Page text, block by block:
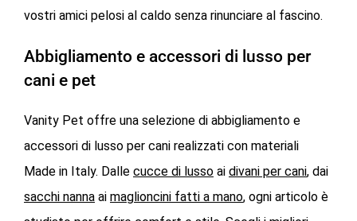
vostri amici pelosi al caldo senza rinunciare al fascino.
Abbigliamento e accessori di lusso per
cani e pet
Vanity Pet offre una selezione di abbigliamento e
accessori di lusso per cani realizzati con materiali
Made in Italy. Dalle cucce di lusso ai divani per cani, dai
sacchi nanna ai maglioncini fatti a mano, ogni articolo è